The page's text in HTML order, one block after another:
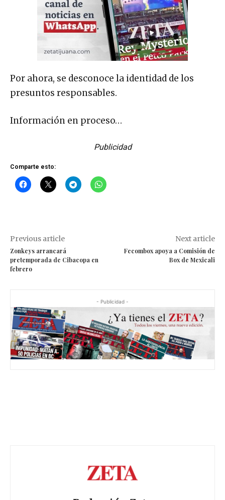
Por ahora, se desconoce la identidad de los
presuntos responsables.
Información en proceso…
Publicidad
Comparte esto:
Previous article
Zonkeys arrancará
pretemporada de Cibacopa en
febrero
Next article
Fecombox apoya a Comisión de
Box de Mexicali
- Publicidad -